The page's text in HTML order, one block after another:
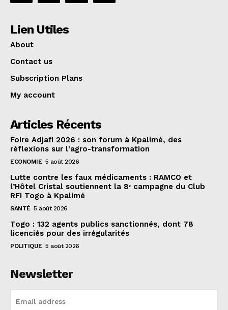
Lien Utiles
About
Contact us
Subscription Plans
My account
Articles Récents
Foire Adjafi 2026 : son forum à Kpalimé, des
réflexions sur l’agro-transformation
ECONOMIE 5 août 2026
Lutte contre les faux médicaments : RAMCO et
l’Hôtel Cristal soutiennent la 8ᵉ campagne du Club
RFI Togo à Kpalimé
SANTÉ 5 août 2026
Togo : 132 agents publics sanctionnés, dont 78
licenciés pour des irrégularités
POLITIQUE 5 août 2026
Newsletter